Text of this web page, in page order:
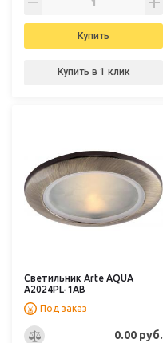
Купить
Купить в 1 клик
Светильник Arte AQUA
A2024PL-1AB
Под заказ
0.00 руб.